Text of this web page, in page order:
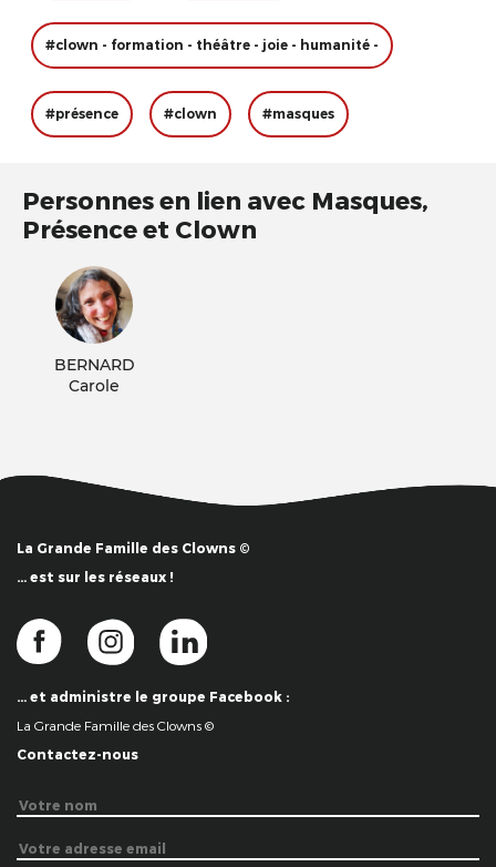
#clown - formation - théâtre - joie - humanité -
#présence #clown #masques
Personnes en lien avec Masques,
Présence et Clown
BERNARD
Carole
La Grande Famille des Clowns ©
… est sur les réseaux !
… et administre le groupe Facebook :
La Grande Famille des Clowns ©
Contactez-nous